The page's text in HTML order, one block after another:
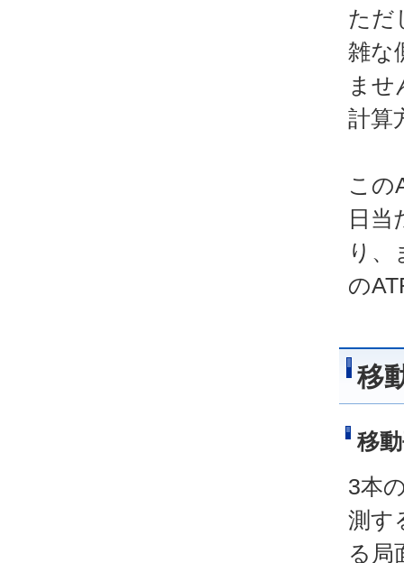
ただ
雑な
ませ
計算
この
日当
り、
の
移
移
3本
測す
る局